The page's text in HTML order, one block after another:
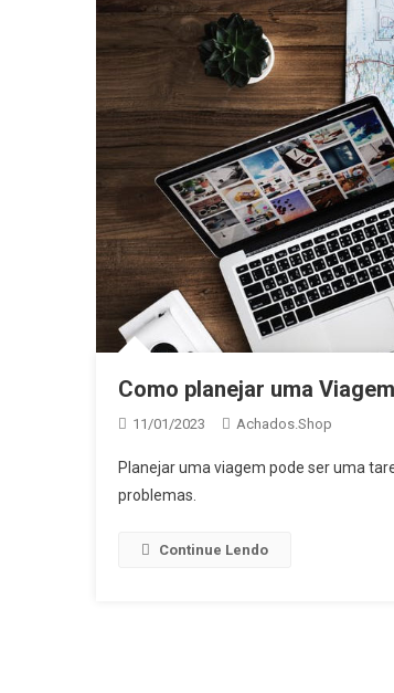
Como planejar uma
11/01/2023 Achados.Shop
Planejar uma viagem pode ser uma
problemas.
Continue Lendo